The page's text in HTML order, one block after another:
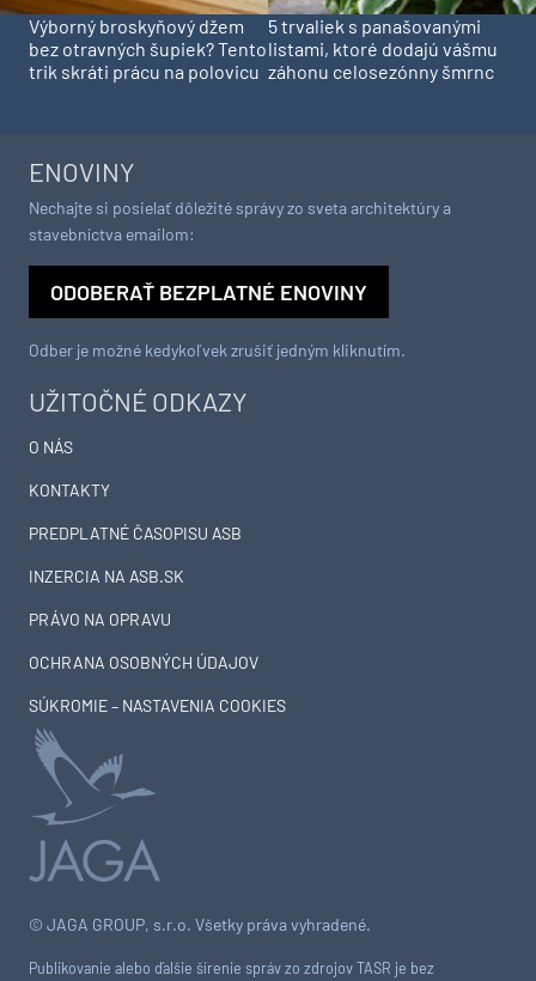
Výborný broskyňový džem
bez otravných šupiek? Tento
trik skráti prácu na polovicu
5 trvaliek s panašovanými
listami, ktoré dodajú vášmu
záhonu celosezónny šmrnc
© JAGA GROUP, s.r.o. Všetky práva vyhradené.
Publikovanie alebo ďalšie šírenie správ zo zdrojov TASR je bez
UŽITOČNÉ ODKAZY
O NÁS
KONTAKTY
PREDPLATNÉ ČASOPISU ASB
INZERCIA NA ASB.SK
PRÁVO NA OPRAVU
OCHRANA OSOBNÝCH ÚDAJOV
SÚKROMIE – NASTAVENIA COOKIES
ENOVINY
Nechajte si posielať dôležité správy zo sveta architektúry a
stavebníctva emailom:
ODOBERAŤ BEZPLATNÉ ENOVINY
Odber je možné kedykoľvek zrušiť jedným kliknutím.